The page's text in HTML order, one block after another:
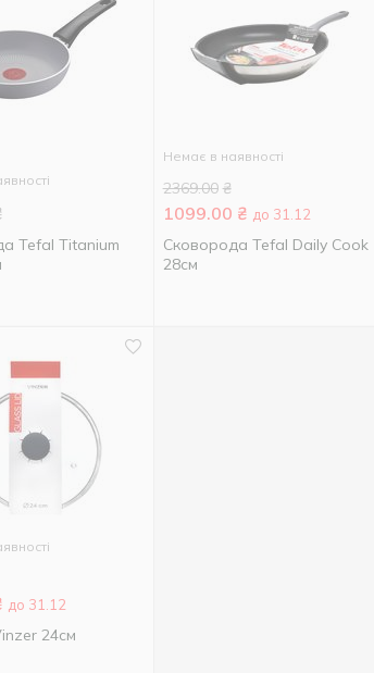
Tefal Titanium
Немає в наявності
2369.00 ₴
1099.00 ₴ до 31.12
Сковорода Tefal Daily Cook
28см
до 31.12
24см